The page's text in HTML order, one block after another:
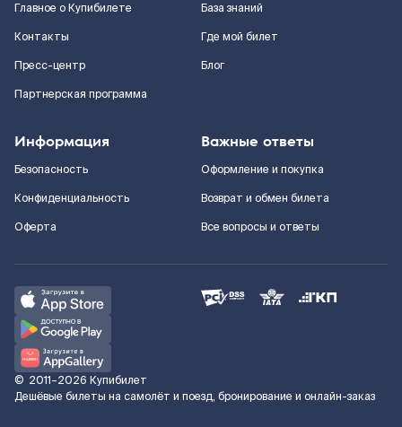
Главное о Купибилете
Контакты
Пресс-центр
Партнерская программа
База знаний
Где мой билет
Блог
Информация
Безопасность
Конфиденциальность
Оферта
Важные ответы
Оформление и покупка
Возврат и обмен билета
Все вопросы и ответы
© 2011–2026 Купибилет
Дешёвые билеты на самолёт и поезд, бронирование и онлайн-заказ